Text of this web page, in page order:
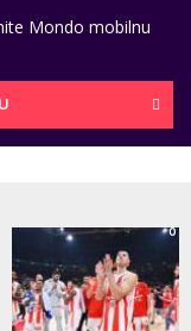
Mondo mobilnu
0